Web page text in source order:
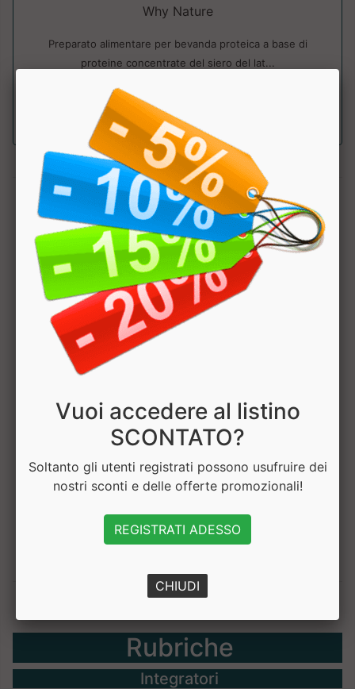
Why Nature
Preparato alimentare per bevanda proteica a base di
proteine concentrate del siero del lat...
a partire da € 15.92
sconto 20%
1
Hai bisogno di aiuto? Chatta con noi
Rubriche
Integratori
Vuoi accedere al listino
SCONTATO?
Soltanto gli utenti registrati possono usufruire dei
nostri sconti e delle offerte promozionali!
REGISTRATI ADESSO
CHIUDI